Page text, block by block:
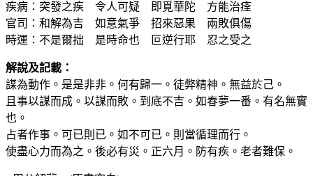
疾病：突發之疾 令人可疑 即覓華陀 方能治痊
官司：和解為吉 如意氣爭 招來惡果 兩敗俱傷
時運：不是爾拙 是時命也 叵逆行耶 忍之受之
解說及記載：
謀為動作。是是非非。何有歸一。徒弊精神。無益於己。
且事以謀而成。以謀而敗。到底不吉。如春夢一番。有名無實
也。
占者作事。可已則已。如不可已。則當循理而行。
使盡心力而為之。後必有災。正六月。防有疾。老者難保。